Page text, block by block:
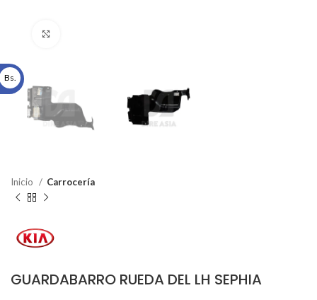
Inicio Carrocería
GUARDABARRO RUEDA DEL LH SEPHIA
Bs.